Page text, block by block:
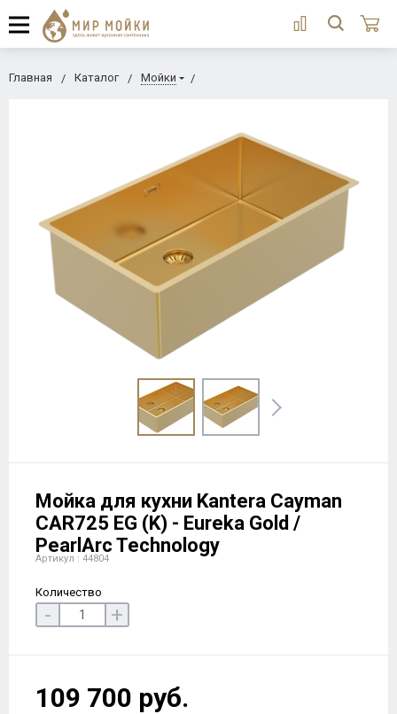
Главная Каталог Мойки
Мойка для кухни Kantera Cayman
CAR725 EG (K) - Eureka Gold /
PearlArc Technology
Артикул : 44804
Количество
- +
109 700 руб.